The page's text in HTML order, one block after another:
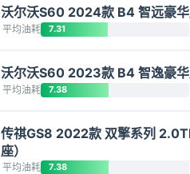
沃尔沃S60 2024款 B4 智远豪
平均油耗 7.31
沃尔沃S60 2023款 B4 智逸豪
平均油耗 7.38
传祺GS8 2022款 双擎系列
座）
平均油耗 7.38